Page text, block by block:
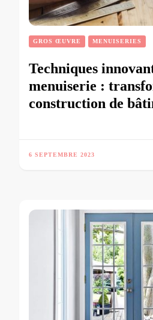
GROS ŒUVRE MENUISERIES
Techniques
menuiserie :
construction de
6 SEPTEMBRE 2023